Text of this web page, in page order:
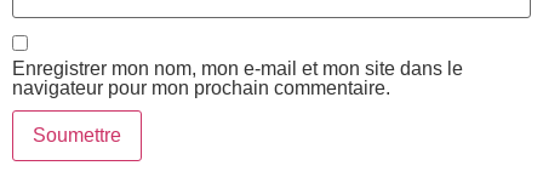
Enregistrer mon nom, mon e-mail et mon site dans le
navigateur pour mon prochain commentaire.